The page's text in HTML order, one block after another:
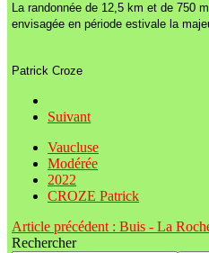
La randonnée de 12,5 km et de 750
envisagée en période estivale la
Patrick Croze
Suivant
Vaucluse
Modérée
2022
CROZE Patrick
Article précédent : Buis - La
Rechercher